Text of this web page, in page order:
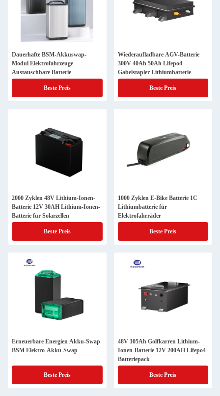
Dauerhafte BSM-Akkuswap-
Modul Elektrofahrzeuge
Austauschbare Batterie
Beste Preis
Wiederaufladbare AGV-Batterie
300V 40Ah 50Ah Lifepo4
Gabelstapler Lithiumbatterie
Beste Preis
2000 Zyklen 48V Lithium-Ionen-
Batterie 12V 30AH Lithium-Ionen-
Batterie für Solarzellen
Beste Preis
1000 Zyklen E-Bike Batterie 1C
Lithiumbatterie für
Elektrofahrräder
Beste Preis
Erneuerbare Energien Akku-Swap
BSM Elektro-Akku-Swap
Beste Preis
48V 105Ah Golfkarren Lithium-
Ionen-Batterie 12V 200AH Lifepo4
Batteriepack
Beste Preis